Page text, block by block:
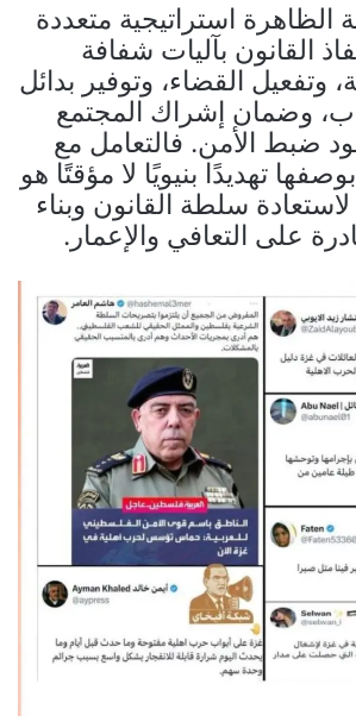
استراتيجية متعددة
القانون بآليات شفافة
وتفعيل القضاء، وتوفير بدائل
وضمان إشراك المجتمع
ضبط الأمن. فالتعامل مع
تهديدًا بنيويًا لا مؤقتًا هو
سلطة القانون وبناء
على التعافي والإعمار.